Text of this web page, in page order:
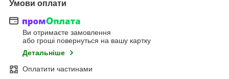
Умови оплати
Ви отримаєте замовлення
або гроші повернуться на вашу картку
Детальніше
Оплатити частинами